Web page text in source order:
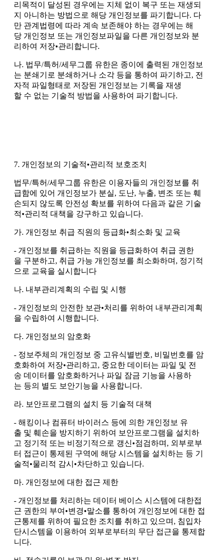
리목적이 달성된 경우에는 지체 없이 복구 또는 재생되
지 아니하는 방법으로 해당 개인정보를 파기합니다. 다
만 관계법령에 따라 계속 보존해야 하는 경우에는 해
당 개인정보 또는 개인정보파일을 다른 개인정보와 분
리하여 저장•관리합니다.
나. 법무/특허/세무그룹 유한은 종이에 출력된 개인정보
는 분쇄기로 분쇄하거나 소각 등을 통하여 파기하고, 전
자적 파일형태로 저장된 개인정보는 기록을 재생
할 수 없는 기술적 방법을 사용하여 파기합니다.
7. 개인정보의 기술적•관리적 보호조치
법무/특허/세무그룹 유한은 이용자들의 개인정보를 취
급함에 있어 개인정보가 분실, 도난, 누출, 변조 또는 훼
손되지 않도록 안전성 확보를 위하여 다음과 같은 기술
적•관리적 대책을 강구하고 있습니다.
가. 개인정보 취급 직원의 등급화•최소화 및 교육
- 개인정보를 취급하는 직원을 등급화하여 취급 권한
을 구분하고, 취급 가능 개인정보를 최소화하며, 정기적
으로 교육을 실시합니다
나. 내부관리계획의 수립 및 시행
- 개인정보의 안전한 보관•처리를 위하여 내부관리계획
을 수립하여 시행합니다.
다. 개인정보의 암호화
- 정보주체의 개인정보 중 고유식별번호, 비밀번호를 암
호화하여 저장•관리하고, 중요한 데이터는 파일 및 전
송 데이터를 암호화하거나 파일 잠금 기능을 사용하
는 등의 별도 보안기능을 사용합니다.
라. 보안프로그램의 설치 등 기술적 대책
- 해킹이나 컴퓨터 바이러스 등에 의한 개인정보 유
출 및 훼손을 방지하기 위하여 보안프로그램을 설치하
고 정기적 또는 비정기적으로 갱신•점검하며, 외부로부
터 접근이 통제된 구역에 해당 시스템을 설치하는 등 기
술적•물리적 감시•차단하고 있습니다.
마. 개인정보에 대한 접근 제한
- 개인정보를 처리하는 데이터 베이스 시스템에 대한접
근 권한의 부여•변경•말소를 통하여 개인정보에 대한 접
근통제를 위하여 필요한 조치를 취하고 있으며, 침입차
단시스템을 이용하여 외부로부터의 무단 접근을 통제합
니다.